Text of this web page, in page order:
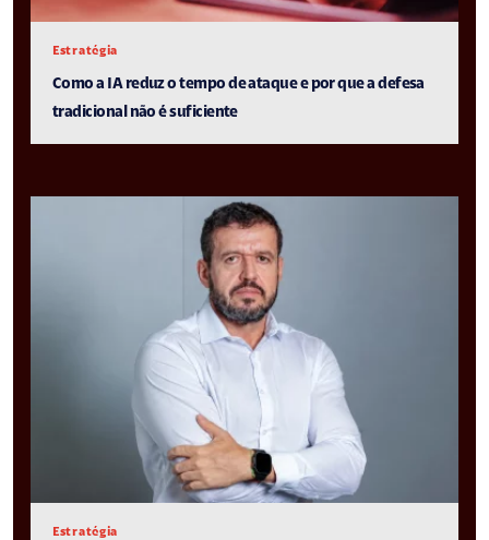
Estratégia
Como a IA reduz o tempo de ataque e por que a defesa
tradicional não é suficiente
Estratégia